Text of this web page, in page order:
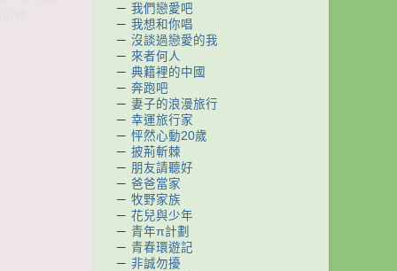
－ 我們戀愛吧
－ 我想和你唱
－ 沒談過戀愛的我
－ 來者何人
－ 典籍裡的中國
－ 奔跑吧
－ 妻子的浪漫旅行
－ 幸運旅行家
－ 怦然心動20歲
－ 披荊斬棘
－ 朋友請聽好
－ 爸爸當家
－ 牧野家族
－ 花兒與少年
－ 青年π計劃
－ 青春環遊記
－ 非誠勿擾